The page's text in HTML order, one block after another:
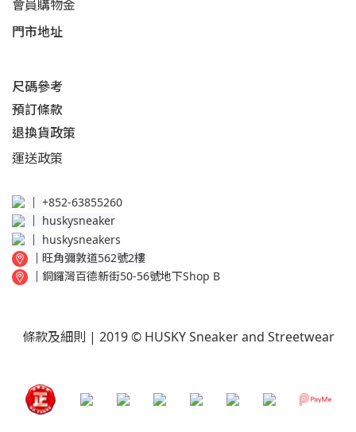
會員購物金
門市地址
尺碼參考
預訂條款
退換貨政策​
運送政策​
│ +852-63855260
huskysneaker
│ huskysneakers
│ 旺角彌敦道562號2樓
│ 銅鑼灣百德新街50-56號地下Shop B
條款及細則 | 2019 © HUSKY Sneaker and Streetwear